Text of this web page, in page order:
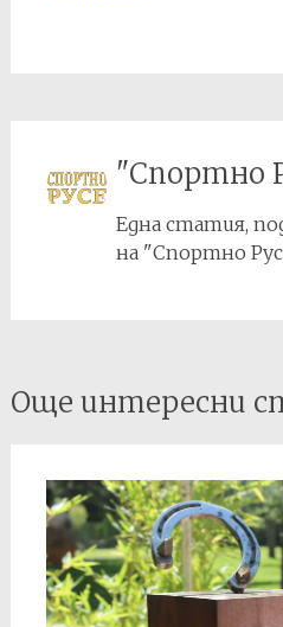
"Спортно
Една статия,
на "Спортно
Post
navigation
Още интересни